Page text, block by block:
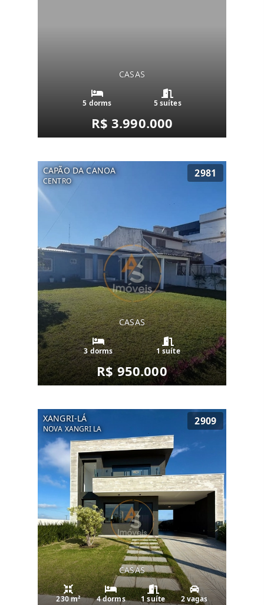
CASAS
5 dorms 5 suítes
R$ 3.990.000
CAPÃO DA CANOA
CENTRO
2981
CASAS
3 dorms 1 suíte
R$ 950.000
XANGRI-LÁ
NOVA XANGRI LA
2909
CASAS
230 m² 4 dorms 1 suíte 2 vagas